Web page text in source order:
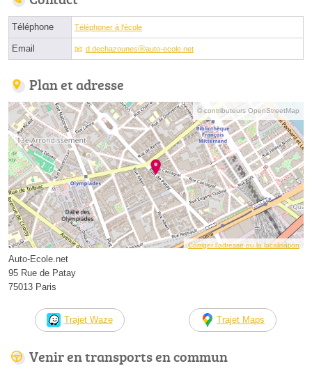
Téléphone Téléphoner à l'école
Email d.dechazounesⓐauto-ecole.net
Plan et adresse
© contributeurs OpenStreetMap
Corriger l’adresse ou la localisation
Auto-Ecole.net
95 Rue de Patay
75013 Paris
Trajet Waze Trajet Maps
Venir en transports en commun